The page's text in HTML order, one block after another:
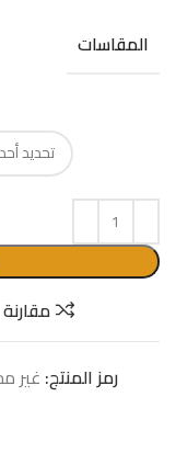
المقاسات
مقارنة
رمز المنتج:غير